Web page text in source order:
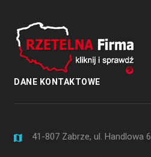
DANE KONTAKTOWE
41-807 Zabrze, ul. Handlowa 6